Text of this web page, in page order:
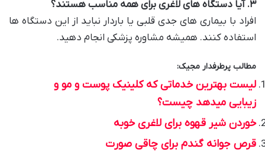
۳.آیا دستگاه های لاغری برای همه مناسب هستند؟
افراد با بیماری های جدی قلبی یا باردار نباید از این دستگاه ها
استفاده کنند. همیشه مشاوره پزشکی انجام دهید.
مطالب پرطرفدار مجیک:
لیست بهترین خدماتی که کلینیک پوست و مو و
زیبایی میدهد چیست؟
خوردن شیر قهوه برای لاغری خوبه
قرص جوانه گندم برای چاقی صورت